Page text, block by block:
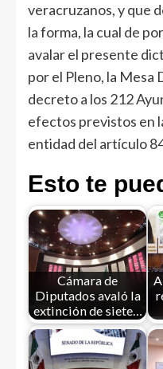
veracruzanos, y que
la forma, la cual de
avalar el presente
por el Pleno, la
decreto a los 212
efectos previstos en
entidad del artículo
Esto te
Cámara de
Diputados avaló la
extinción de siete…